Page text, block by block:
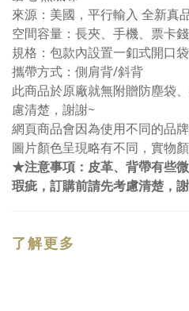
來源：美國，平行輸入 全新真
空間容量：長夾、手機、票卡
規格：包款內設置一釦式開口
攜帶方式：側肩背/斜背
此商品於原廠就無附贈防塵袋
慮清楚，謝謝~
網頁商品會因為使用不同的品
圖片顏色呈現略有不同，實物
★注意事項：皮革、背帶有些
瑕疵，訂購前請先考慮清楚，
了解更多